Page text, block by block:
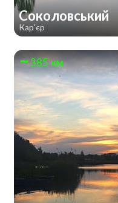
Соколовський
Кар'єр
385 км